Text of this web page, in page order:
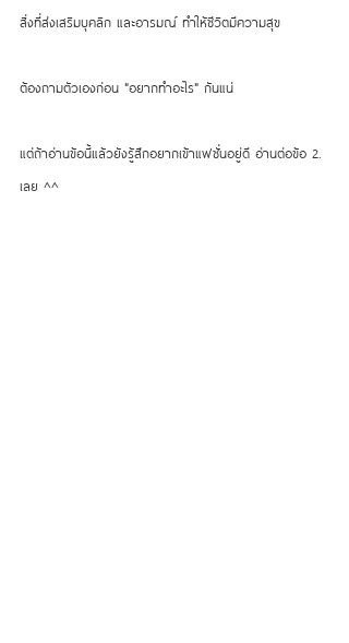
สิ่งที่ส่งเสริมบุคลิก และอารมณ์ ทำให้ชีวิตมีความสุข
ต้องถามตัวเองก่อน "อยากทำอะไร" กันแน่
แต่ถ้าอ่านข้อนี้แล้วยังรู้สึกอยากเข้าแฟชั่นอยู่ดี อ่านต่อข้อ 2.
เลย ^^